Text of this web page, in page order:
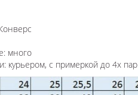
много
курьером, с примеркой до 4х пар